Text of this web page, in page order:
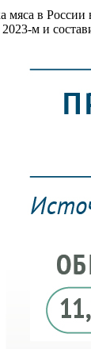
в России
м и